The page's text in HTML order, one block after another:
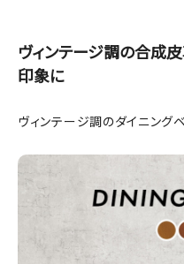
ヴィンテージ調の合成
印象に
ヴィンテージ調のダイニングベ